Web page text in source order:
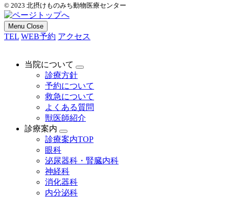
© 2023 北摂けものみち動物医療センター
Menu Close
TEL WEB予約 アクセス
当院について
診療方針
予約について
救急について
よくある質問
獣医師紹介
診療案内
診療案内TOP
眼科
泌尿器科・腎臓内科
神経科
消化器科
内分泌科